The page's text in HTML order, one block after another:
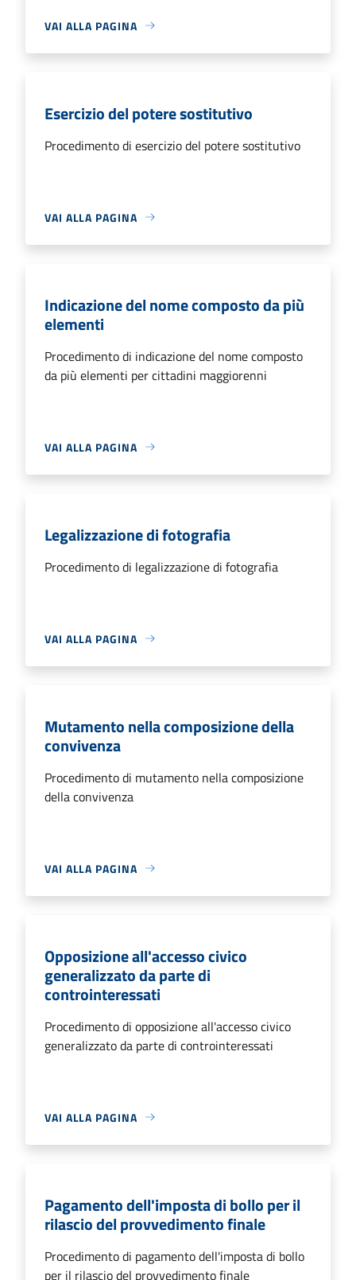
VAI ALLA PAGINA
Esercizio del potere sostitutivo
Procedimento di esercizio del potere sostitutivo
VAI ALLA PAGINA
Indicazione del nome composto da più
elementi
Procedimento di indicazione del nome composto
da più elementi per cittadini maggiorenni
VAI ALLA PAGINA
Legalizzazione di fotografia
Procedimento di legalizzazione di fotografia
VAI ALLA PAGINA
Mutamento nella composizione della
convivenza
Procedimento di mutamento nella composizione
della convivenza
VAI ALLA PAGINA
Opposizione all'accesso civico
generalizzato da parte di
controinteressati
Procedimento di opposizione all'accesso civico
generalizzato da parte di controinteressati
VAI ALLA PAGINA
Pagamento dell'imposta di bollo per il
rilascio del provvedimento finale
Procedimento di pagamento dell'imposta di bollo
per il rilascio del provvedimento finale